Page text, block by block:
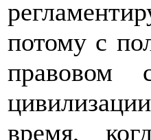
потому с
правовом
время,